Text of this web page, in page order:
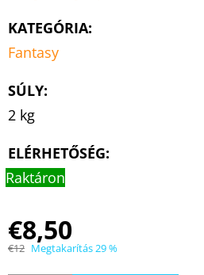
KATEGÓRIA:
Fantasy
SÚLY:
2 kg
ELÉRHETŐSÉG:
Raktáron
€8,50
€12 Megtakarítás 29 %